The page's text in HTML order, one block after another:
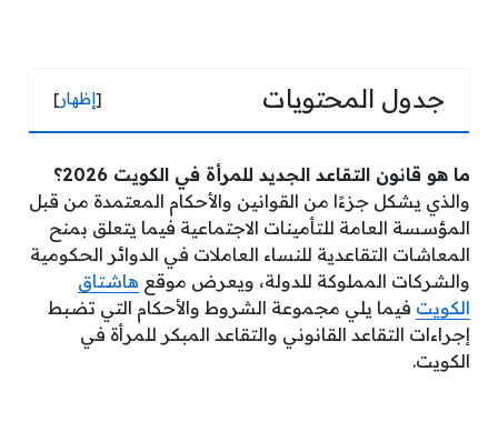
جدول المحتويات [إظهار]
ما هو قانون التقاعد الجديد للمرأة في الكويت 2026؟
والذي يشكل جزءًا من القوانين والأحكام المعتمدة من قبل
المؤسسة العامة للتأمينات الاجتماعية فيما يتعلق بمنح
المعاشات التقاعدية للنساء العاملات في الدوائر الحكومية
والشركات المملوكة للدولة، ويعرض موقع هاشتاق
الكويت فيما يلي مجموعة الشروط والأحكام التي تضبط
إجراءات التقاعد القانوني والتقاعد المبكر للمرأة في
الكويت.